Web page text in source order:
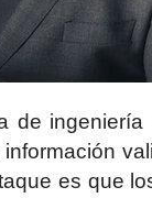
de ingeniería
es que